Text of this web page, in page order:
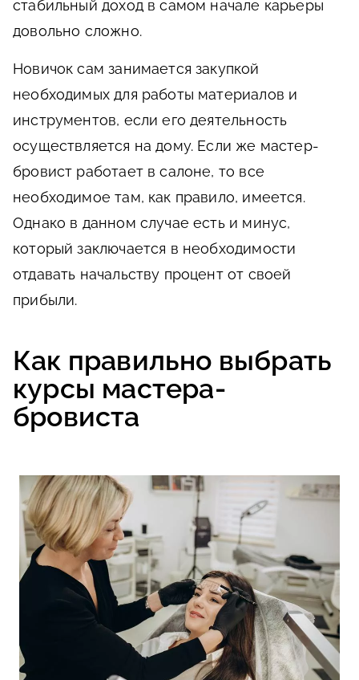
стабильный доход в самом начале карьеры
довольно сложно.
Новичок сам занимается закупкой
необходимых для работы материалов и
инструментов, если его деятельность
осуществляется на дому. Если же мастер-
бровист работает в салоне, то все
необходимое там, как правило, имеется.
Однако в данном случае есть и минус,
который заключается в необходимости
отдавать начальству процент от своей
прибыли.
Как правильно выбрать
курсы мастера-
бровиста